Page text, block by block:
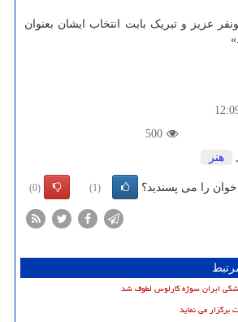
عزیز و تبریک بابت انتخاب ایشان بعنوان
500
, هنر
را می پسندید؟ (1)
(0)
ایران سوژه کارلوس لطوف شد
برگزار می نماید